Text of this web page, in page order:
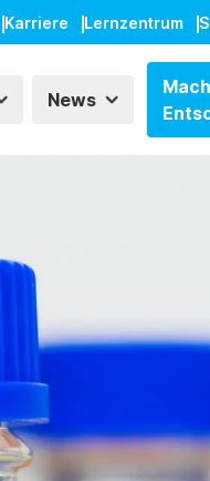
Karriere Lernzentrum
News